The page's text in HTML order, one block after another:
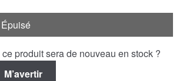
Épuisé
produit sera de nouveau en stock ?
M’avertir